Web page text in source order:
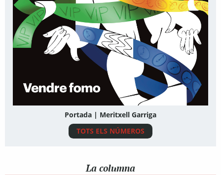
Portada | Meritxell Garriga
TOTS ELS NÚMEROS
La columna